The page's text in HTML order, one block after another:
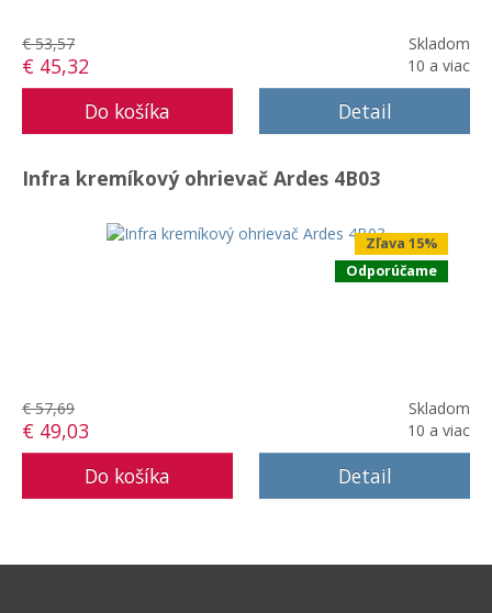
€ 53,57
€ 45,32
Skladom
10 a viac
Detail
Infra kremíkový ohrievač Ardes 4B03
Zľava 15%
Odporúčame
€ 57,69
€ 49,03
Skladom
10 a viac
Detail